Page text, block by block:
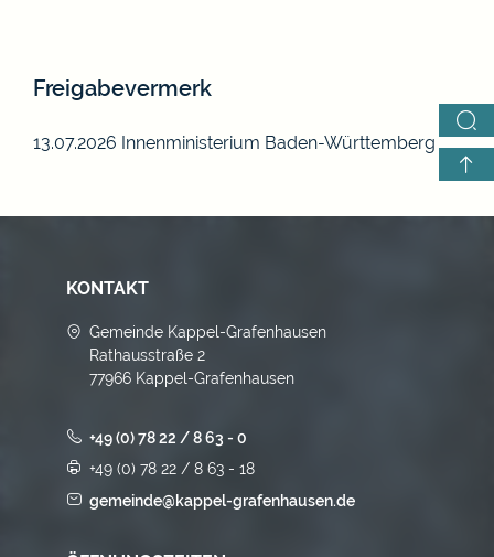
Freigabevermerk
13.07.2026 Innenministerium Baden-Württemberg
KONTAKT
Gemeinde Kappel-Grafenhausen
Rathausstraße 2
77966 Kappel-Grafenhausen
+49 (0) 78 22 / 8 63 - 0
+49 (0) 78 22 / 8 63 - 18
gemeinde@kappel-grafenhausen.de